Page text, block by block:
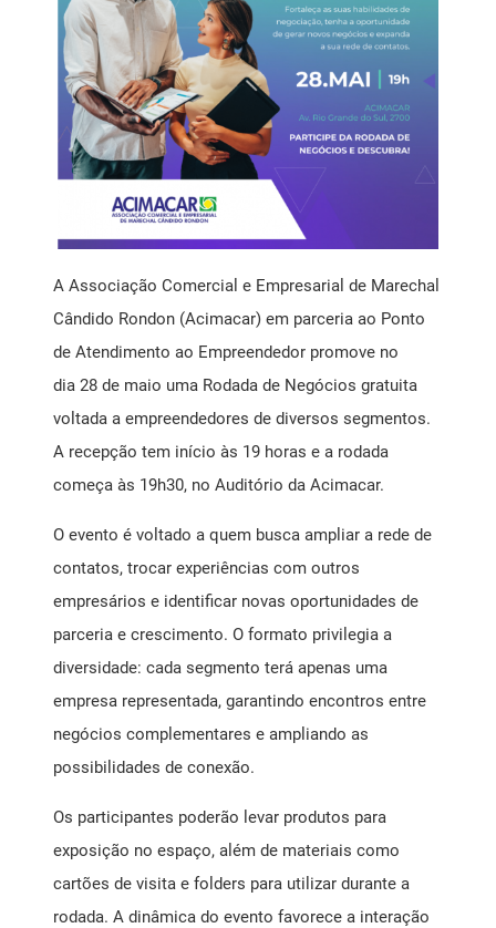
A Associação Comercial e Empresarial de Marechal
Cândido Rondon (Acimacar) em parceria ao Ponto
de Atendimento ao Empreendedor promove no
dia 28 de maio uma Rodada de Negócios gratuita
voltada a empreendedores de diversos segmentos.
A recepção tem início às 19 horas e a rodada
começa às 19h30, no Auditório da Acimacar.
O evento é voltado a quem busca ampliar a rede de
contatos, trocar experiências com outros
empresários e identificar novas oportunidades de
parceria e crescimento. O formato privilegia a
diversidade: cada segmento terá apenas uma
empresa representada, garantindo encontros entre
negócios complementares e ampliando as
possibilidades de conexão.
Os participantes poderão levar produtos para
exposição no espaço, além de materiais como
cartões de visita e folders para utilizar durante a
rodada. A dinâmica do evento favorece a interação
Mensagem Motivacional
Ponto de Atendimento ao Empreendedor SEBRAE
Registro de Marcas
Saúde Livre Vacinas
Saúde Ocupacional